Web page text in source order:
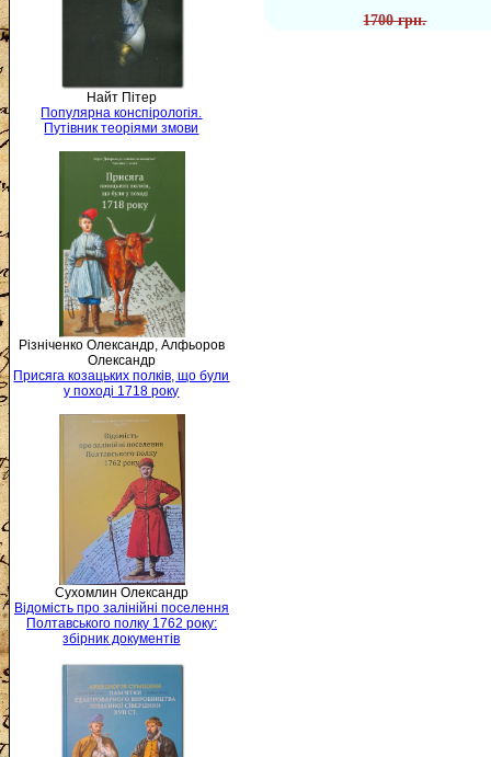
Найт Пітер
Популярна конспірологія.
Путівник теоріями змови
Різніченко Олександр, Алфьоров
Олександр
Присяга козацьких полків, що були
у поході 1718 року
Сухомлин Олександр
Відомість про залінійні поселення
Полтавського полку 1762 року:
збірник документів
1700 грн.